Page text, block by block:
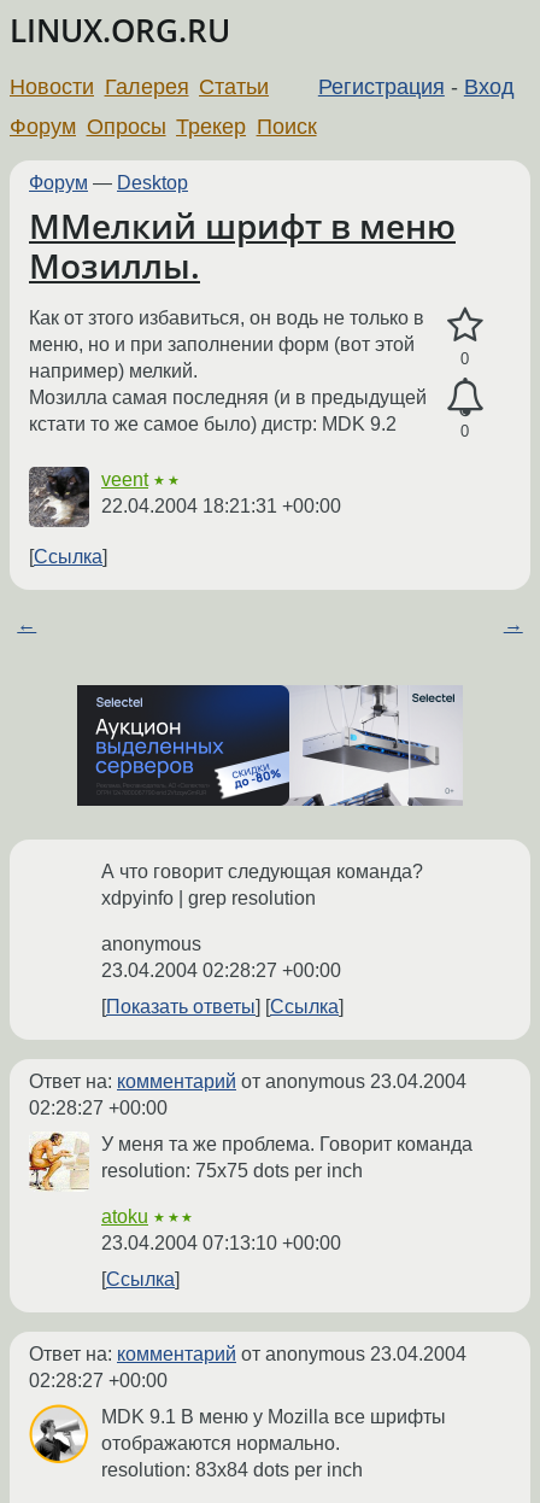
LINUX.ORG.RU
Регистрация - Вход
Новости Галерея Статьи
Форум Опросы Трекер Поиск
Форум — Desktop
ММелкий шрифт в меню
Мозиллы.
0
0
Как от зтого избавиться, он водь не только в
меню, но и при заполнении форм (вот этой
например) мелкий.
Мозилла самая последняя (и в предыдущей
кстати то же самое было) дистр: MDK 9.2
veent ★★
22.04.2004 18:21:31 +00:00
Ссылка
← →
А что говорит следующая команда?
xdpyinfo | grep resolution
anonymous
23.04.2004 02:28:27 +00:00
Показать ответы
Ссылка
Ответ на: комментарий от anonymous 23.04.2004
02:28:27 +00:00
У меня та же проблема. Говорит команда
resolution: 75x75 dots per inch
atoku ★★★
23.04.2004 07:13:10 +00:00
Ссылка
Ответ на: комментарий от anonymous 23.04.2004
02:28:27 +00:00
MDK 9.1 В меню у Mozilla все шрифты
отображаются нормально.
resolution: 83x84 dots per inch